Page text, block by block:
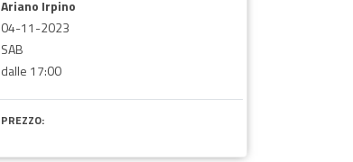
Ariano Irpino
04-11-2023
SAB
dalle 17:00
PREZZO: